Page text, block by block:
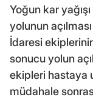
Yoğun kar
yolunun
İdaresi
sonucu yolun
ekipleri hastaya
müdahale